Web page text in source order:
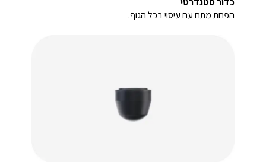
הפחת מתח עם עיסוי בכל הגוף.